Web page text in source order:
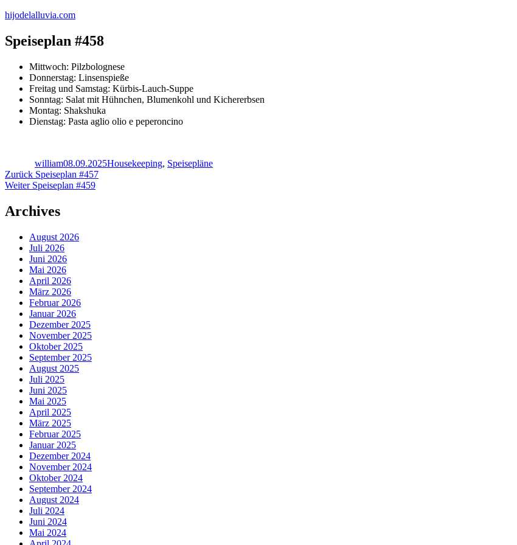
Zum
springen
hijodelalluvia.com
Speiseplan #458
Mittwoch: Pilzbolognese
Donnerstag: Linsenspieße
Freitag und Samstag: Kürbis-Lauch-Suppe
Sonntag: Salat mit Hühnchen, Blumenkohl und Kichererbsen
Montag: Shakshuka
Dienstag: Pasta aglio olio e peperoncino
william08.09.2025Housekeeping, Speisepläne
Beitragsnavigation
Zurück Vorheriger
Beitrag:
Speiseplan #457
Weiter Nächster
Speiseplan #459
Archives
August 2026
Juli 2026
Juni 2026
Mai 2026
April 2026
März 2026
Februar 2026
Januar 2026
Dezember 2025
November 2025
Oktober 2025
September 2025
August 2025
Juli 2025
Juni 2025
Mai 2025
April 2025
März 2025
Februar 2025
Januar 2025
Dezember 2024
November 2024
Oktober 2024
September 2024
August 2024
Juli 2024
Juni 2024
Mai 2024